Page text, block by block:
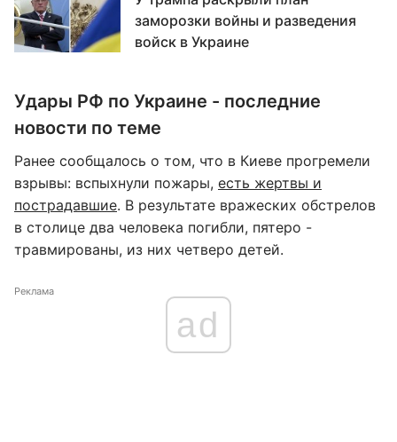
заморозки войны и разведения
войск в Украине
Удары РФ по Украине - последние
новости по теме
Ранее сообщалось о том, что в Киеве прогремели
взрывы: вспыхнули пожары, есть жертвы и
пострадавшие. В результате вражеских обстрелов
в столице два человека погибли, пятеро -
травмированы, из них четверо детей.
Реклама
ad